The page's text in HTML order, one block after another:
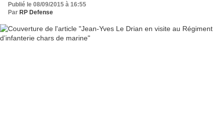
Publié le 08/09/2015 à 16:55
Par RP Defense